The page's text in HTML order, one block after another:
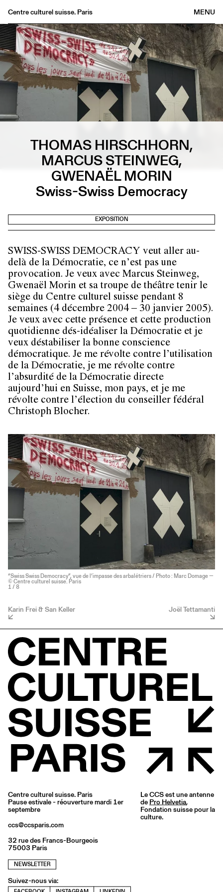
MENU
Centre culturel suisse. Paris
Agenda
Librairie
Buvette
Archives
Médiathèque
Éditions
ENTHOMAS HIRSCHHORN,
MARCUS STEINWEG,
GWENAËL MORIN
Swiss-Swiss Democracy
EXPOSITION
SWISS-SWISS DEMOCRACY veut aller au-
delà de la Démocratie, ce n’est pas une
provocation. Je veux avec Marcus Steinweg,
Gwenaël Morin et sa troupe de théâtre tenir le
siège du Centre culturel suisse pendant 8
semaines (4 décembre 2004 – 30 janvier 2005).
Je veux avec cette présence et cette production
quotidienne dés-idéaliser la Démocratie et je
veux déstabiliser la bonne conscience
démocratique. Je me révolte contre l’utilisation
de la Démocratie, je me révolte contre
l’absurdité de la Démocratie directe
aujourd’hui en Suisse, mon pays, et je me
révolte contre l’élection du conseiller fédéral
Christoph Blocher.
“Swiss Swiss Democracy”, vue de l’impasse des arbalétriers / Photo : Marc Domage —
© Centre culturel suisse. Paris
1 / 8
Karin Frei & San Keller Joël Tettamanti
Centre culturel suisse. Paris
Pause estivale - réouverture mardi 1er
septembre
ccs@ccsparis.com
32 rue des Francs-Bourgeois
75003 Paris
NEWSLETTER
Suivez-nous via:
Le CCS est une antenne
de Pro Helvetia,
Fondation suisse pour la
culture.